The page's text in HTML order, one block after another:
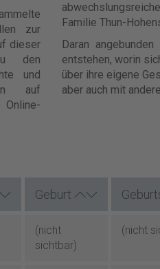
zur
dieser
den
und
auf
Familie Thun-
Daran
entstehen, worin
über ihre eigene
aber auch mit
Geburt
(nicht
sichtbar)
(nicht